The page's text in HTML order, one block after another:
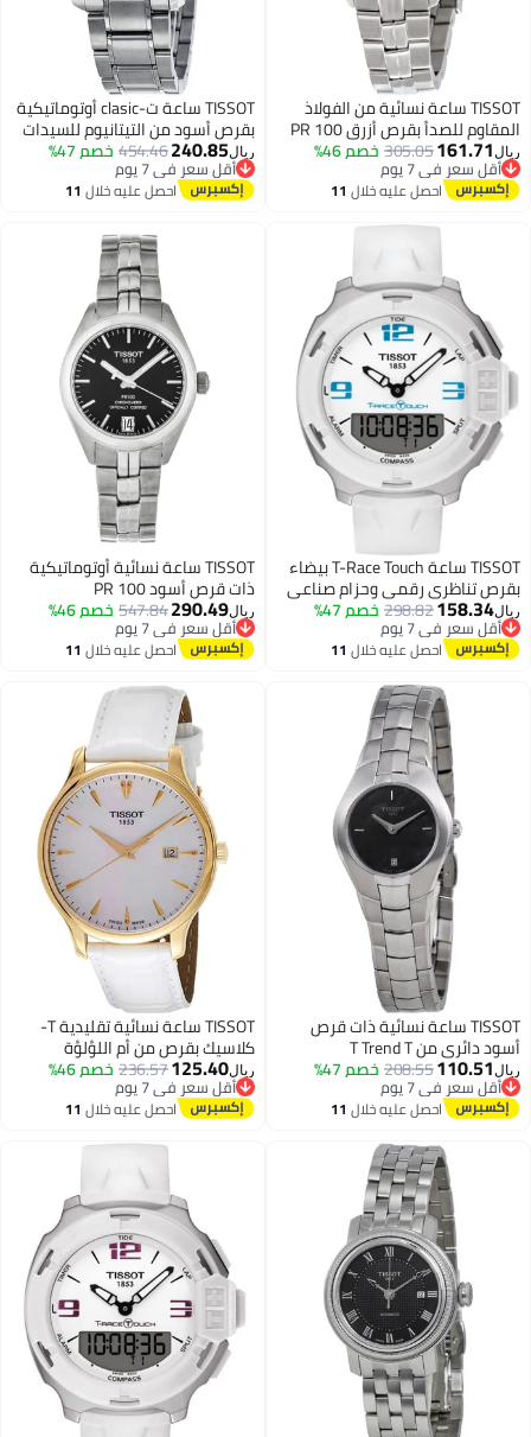
TISSOT ساعة نسائية من الفولاذ
المقاوم للصدأ بقرص أزرق PR 100
ريال161.71
305.05خصم 46%
أقل سعر في 7 يوم
أقل سعر في 7 يوماحصل عليه خلال 11
TISSOT ساعة ت-clasic أوتوماتيكية
بقرص أسود من التيتانيوم للسيدات
ريال240.85
454.46خصم 47%
أقل سعر في 7 يوم
أقل سعر في 7 يوماحصل عليه خلال 11
TISSOT ساعة T-Race Touch بيضاء
بقرص تناظري رقمي وحزام صناعي
أبيض للرجال والنساء
ريال158.34
298.82خصم 47%
أقل سعر في 7 يوم
أقل سعر في 7 يوماحصل عليه خلال 11
TISSOT ساعة نسائية أوتوماتيكية
ذات قرص أسود PR 100
ريال290.49
547.84خصم 46%
أقل سعر في 7 يوم
أقل سعر في 7 يوماحصل عليه خلال 11
TISSOT ساعة نسائية ذات قرص
أسود دائري من T Trend T
ريال110.51
208.55خصم 47%
أقل سعر في 7 يوم
أقل سعر في 7 يوماحصل عليه خلال 11
TISSOT ساعة نسائية تقليدية T-
كلاسيك بقرص من أم اللؤلؤة
ريال125.40
236.57خصم 46%
أقل سعر في 7 يوم
أقل سعر في 7 يوماحصل عليه خلال 11